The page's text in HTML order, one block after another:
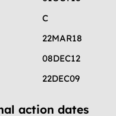
C
22MAR18
08DEC12
22DEC09
action dates